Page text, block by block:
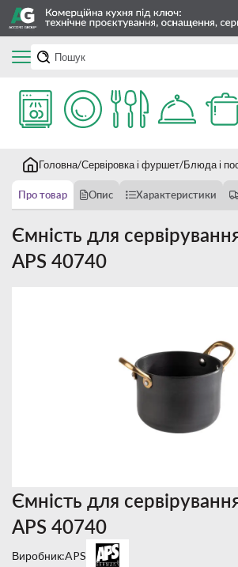
Головна Сервіровка і фуршет Блюда і
Про товар Опис Характеристики
Ємність для
APS 40740
Ємність для
APS 40740
Виробник:APS